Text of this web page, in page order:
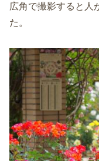
広角で撮影すると人
た。